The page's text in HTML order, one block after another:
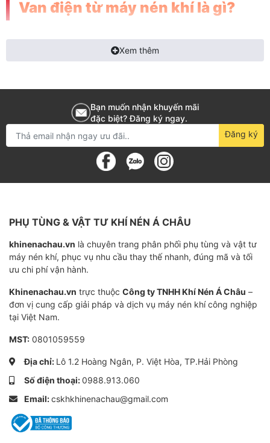
Van điện từ máy nén khí là gì?
Van điện từ là thiết bị sử dụng cuộn coil điện từ để điều
khiển đóng/mở dòng khí trong hệ thống. Có thể hình
cần có tín hiệu điện là khí nén sẽ được điều khiển chính
xác theo yêu cầu. Trong máy nén khí, van điện từ
thường đảm nhiệm các chức năng then chốt như:
Xả tảikhi áp suất đạt ngưỡng cài đặt, giúp máy giảm
tải, tiết kiệm năng lượng.
Xả nước ngưngtrong bình chứa, đảm bảo khí nén
Điều khiển cấp khícho các cụm chi tiết, duy trì chu
Một van điện từ hoạt động chính xác không chỉ giúp hệ
thống vận hành trơn tru, an toàn
hưởng đếnhiệu suất, chi phí vận hành và tuổi thọ của
máy nén khí. Vì vậy, lựa chọn đúng loại van điện từ và
thay thế kịp thời khi hỏng là điều bắt buộc trong quá
trình bảo dưỡng.
Các loại van điện từ phổ biến trên
máy nén khí
Van điện từ trên máy nén khí được thiết kế với nhiều
Xem thêm
Bạn muốn nhận khuyến mãi
đặc biệt? Đăng ký ngay.
Đăng ký
PHỤ TÙNG & VẬT TƯ KHÍ NÉN Á CHÂU
khinenachau.vn là chuyên trang phân phối phụ tùng và vật tư
máy nén khí, phục vụ nhu cầu thay thế nhanh, đúng mã và tối
ưu chi phí vận hành.
Khinenachau.vn trực thuộc Công ty TNHH Khí Nén Á Châu –
đơn vị cung cấp giải pháp và dịch vụ máy nén khí công nghiệp
tại Việt Nam.
MST: 0801059559
Địa chỉ: Lô 1.2 Hoàng Ngân, P. Việt Hòa, TP.Hải Phòng
Số điện thoại:0988.913.060
Email:cskhkhinenachau@gmail.com